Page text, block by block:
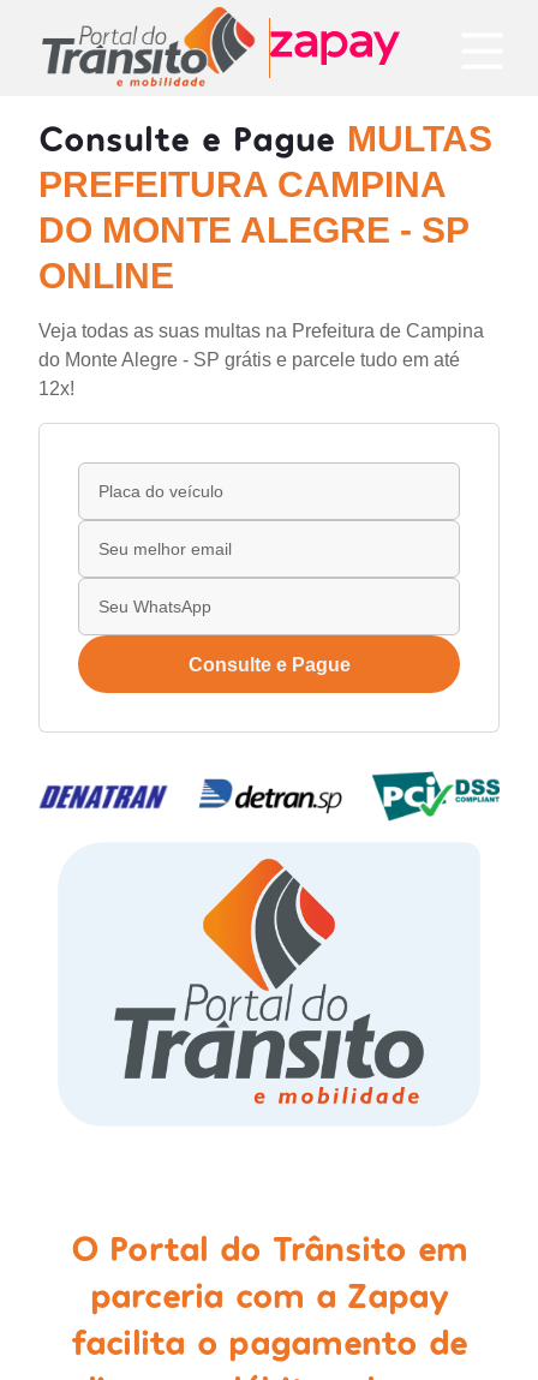
Consulte e Pague MULTAS
PREFEITURA CAMPINA
DO MONTE ALEGRE - SP
ONLINE
Veja todas as suas multas na Prefeitura de Campina
do Monte Alegre - SP grátis e parcele tudo em até
12x!
Consulte e Pague
O Portal do Trânsito em
parceria com a Zapay
facilita o pagamento de